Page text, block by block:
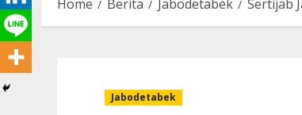
Home Berita Jabodetabek Sertijab
Jabodetabek